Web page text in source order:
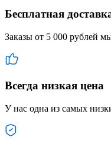
Бесплатная
Заказы от 5 000 рублей
Всегда низкая цена
У нас одна из самых